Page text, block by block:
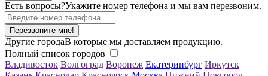
Есть вопросы?Укажите номер телефона и мы вам перезвоним.
Перезвоните мне!
Другие городаВ которые мы доставляем продукцию.
Полный список городов
Владивосток Волгоград Воронеж Екатеринбург Иркутск